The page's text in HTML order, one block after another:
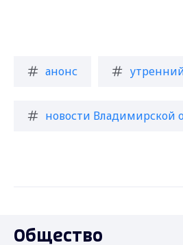
анонс
новости Владимирской
Общество